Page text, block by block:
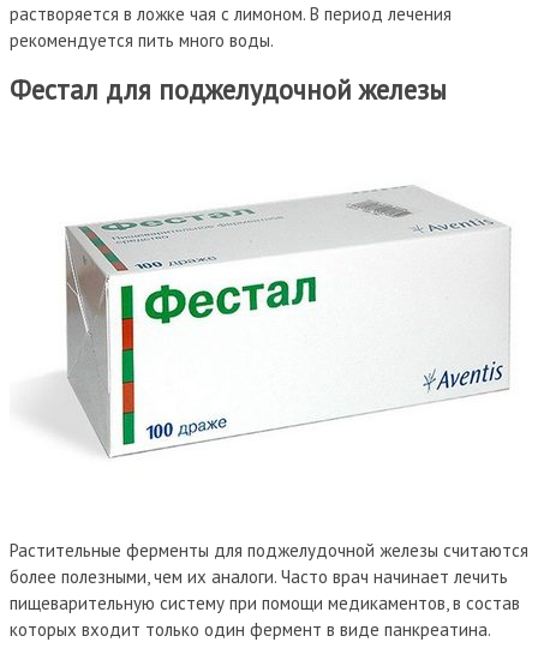
растворяется в ложке чая с лимоном. В период лечения
рекомендуется пить много воды.
Фестал для поджелудочной железы
Растительные ферменты для поджелудочной железы считаются
более полезными, чем их аналоги. Часто врач начинает лечить
пищеварительную систему при помощи медикаментов, в состав
которых входит только один фермент в виде панкреатина.